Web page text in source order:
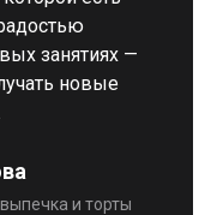
занятиях —
новые
и торты